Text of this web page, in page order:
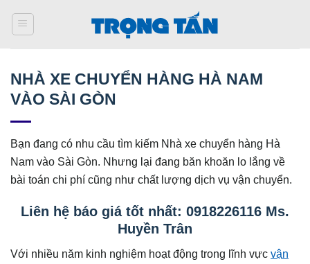
qua
NHÀ XE CHUYỂN HÀNG HÀ NAM
VÀO SÀI GÒN
Bạn đang có nhu cầu tìm kiếm Nhà xe chuyển hàng Hà
Nam vào Sài Gòn. Nhưng lại đang băn khoăn lo lắng về
bài toán chi phí cũng như chất lượng dịch vụ vận chuyển.
Liên hệ báo giá tốt nhất: 0918226116 Ms.
Huyền Trân
Với nhiều năm kinh nghiệm hoạt động trong lĩnh vực vận